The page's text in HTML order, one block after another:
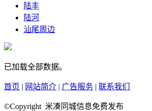
陆丰
陆河
汕尾周边
已加载全部数据。
首页 | 网站简介 | 广告服务 | 联系我们
©Copyright 米凑同城信息免费发布